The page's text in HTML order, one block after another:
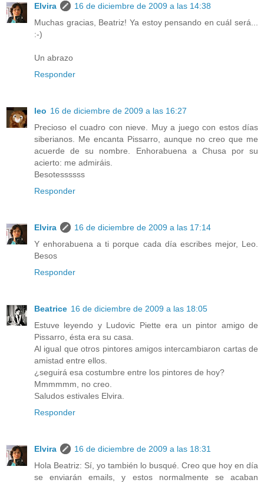
Elvira
16 de diciembre de 2009 a las 14:38
Muchas gracias, Beatriz! Ya estoy pensando en cuál será...
:-)
Un abrazo
Responder
leo 16 de diciembre de 2009 a las 16:27
Precioso el cuadro con nieve. Muy a juego con estos días
siberianos. Me encanta Pissarro, aunque no creo que me
acuerde de su nombre. Enhorabuena a Chusa por su
acierto: me admiráis.
Besotessssss
Responder
Elvira
16 de diciembre de 2009 a las 17:14
Y enhorabuena a ti porque cada día escribes mejor, Leo.
Besos
Responder
Beatrice 16 de diciembre de 2009 a las 18:05
Estuve leyendo y Ludovic Piette era un pintor amigo de
Pissarro, ésta era su casa.
Al igual que otros pintores amigos intercambiaron cartas de
amistad entre ellos.
¿seguirá esa costumbre entre los pintores de hoy?
Mmmmmm, no creo.
Saludos estivales Elvira.
Responder
Elvira
16 de diciembre de 2009 a las 18:31
Hola Beatriz: Sí, yo también lo busqué. Creo que hoy en día
se enviarán emails, y estos normalmente se acaban